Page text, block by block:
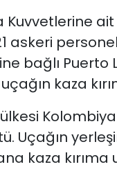
ait
askeri
bağlı Puerto
kaza
Uçağın
kaza kırıma